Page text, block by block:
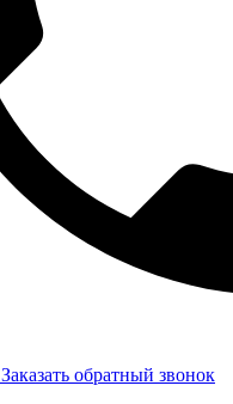
Заказать обратный звонок